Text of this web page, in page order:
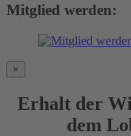
Mitglied werden:
×
Erhalt der
dem